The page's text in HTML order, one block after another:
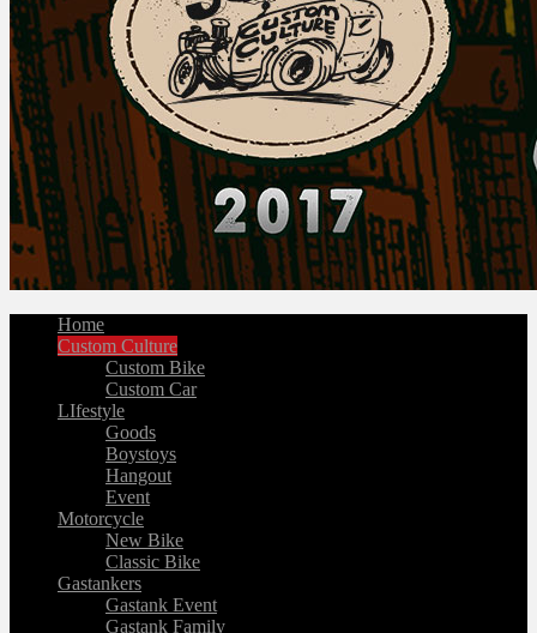
Home
Custom Culture
Custom Bike
Custom Car
LIfestyle
Goods
Boystoys
Hangout
Event
Motorcycle
New Bike
Classic Bike
Gastankers
Gastank Event
Gastank Family